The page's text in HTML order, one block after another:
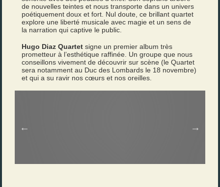
de nouvelles teintes et nous transporte dans un univers
poétiquement doux et fort. Nul doute, ce brillant quartet
explore une liberté musicale avec magie et un sens de
la narration qui captive le public.
Hugo Diaz Quartet signe un premier album très
prometteur à l’esthétique raffinée. Un groupe que nous
conseillons vivement de découvrir sur scène (le Quartet
sera notamment au Duc des Lombards le 18 novembre)
et qui a su ravir nos cœurs et nos oreilles.